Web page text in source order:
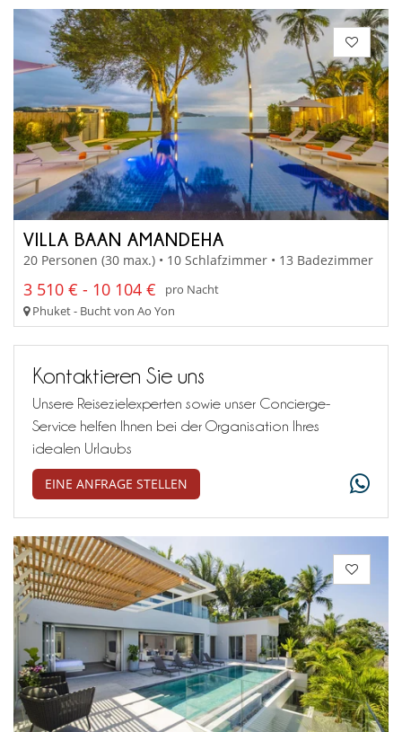
VILLA BAAN AMANDEHA
20 Personen (30 max.) • 10 Schlafzimmer • 13 Badezimmer
3 510 € - 10 104 €
pro Nacht
Phuket - Bucht von Ao Yon
Kontaktieren Sie uns
Unsere Reisezielexperten sowie unser Concierge-
Service helfen Ihnen bei der Organisation Ihres
idealen Urlaubs
EINE ANFRAGE STELLEN